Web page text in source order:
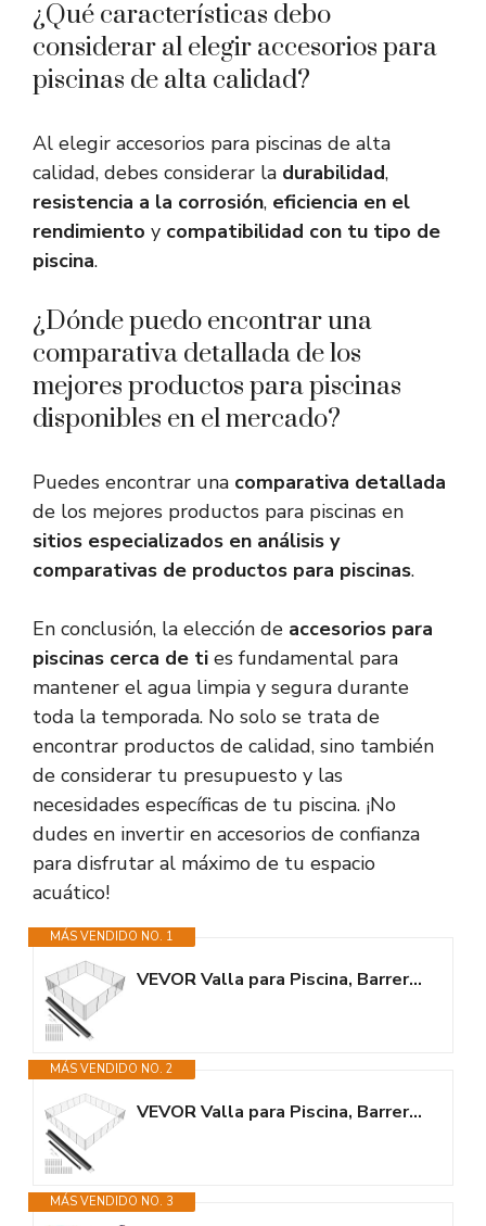
¿Qué características debo
considerar al elegir accesorios para
piscinas de alta calidad?
Al elegir accesorios para piscinas de alta
calidad, debes considerar la durabilidad,
resistencia a la corrosión, eficiencia en el
rendimiento y compatibilidad con tu tipo de
piscina.
¿Dónde puedo encontrar una
comparativa detallada de los
mejores productos para piscinas
disponibles en el mercado?
Puedes encontrar una comparativa detallada
de los mejores productos para piscinas en
sitios especializados en análisis y
comparativas de productos para piscinas.
En conclusión, la elección de accesorios para
piscinas cerca de ti es fundamental para
mantener el agua limpia y segura durante
toda la temporada. No solo se trata de
encontrar productos de calidad, sino también
de considerar tu presupuesto y las
necesidades específicas de tu piscina. ¡No
dudes en invertir en accesorios de confianza
para disfrutar al máximo de tu espacio
acuático!
MÁS VENDIDO NO. 1
VEVOR Valla para Piscina, Barrera para Piscina Enterrada 1,21x14,63 m Valla...
MÁS VENDIDO NO. 2
VEVOR Valla para Piscina, Barrera para Piscina Enterrada 1,21x21,95 m Valla...
MÁS VENDIDO NO. 3